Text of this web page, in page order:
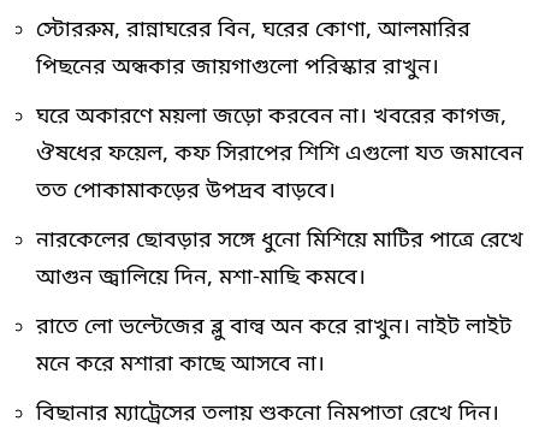
স্টোররুম, রান্নাঘরের বিন, ঘরের কোণা, আলমারির
পিছনের অন্ধকার জায়গাগুলো পরিস্কার রাখুন।
ঘরে অকারণে ময়লা জড়ো করবেন না। খবরের কাগজ,
ঔষধের ফয়েল, কফ সিরাপের শিশি এগুলো যত জমাবেন
তত পোকামাকড়ের উপদ্রব বাড়বে।
নারকেলের ছোবড়ার সঙ্গে ধুনো মিশিয়ে মাটির পাত্রে রেখে
আগুন জ্বালিয়ে দিন, মশা-মাছি কমবে।
রাতে লো ভল্টেজের ব্লু বাল্ব অন করে রাখুন। নাইট লাইট
মনে করে মশারা কাছে আসবে না।
বিছানার ম্যাট্রেসের তলায় শুকনো নিমপাতা রেখে দিন।